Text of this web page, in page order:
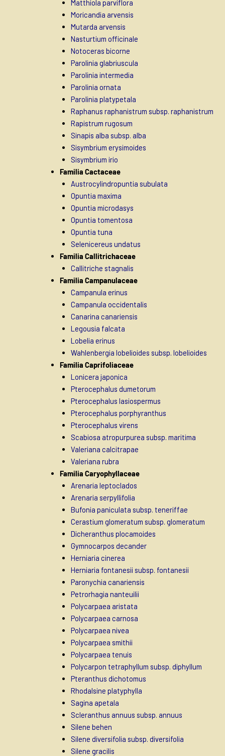
Matthiola parviflora
Moricandia arvensis
Mutarda arvensis
Nasturtium officinale
Notoceras bicorne
Parolinia glabriuscula
Parolinia intermedia
Parolinia ornata
Parolinia platypetala
Raphanus raphanistrum subsp. raphanistrum
Rapistrum rugosum
Sinapis alba subsp. alba
Sisymbrium erysimoides
Sisymbrium irio
Familia Cactaceae
Austrocylindropuntia subulata
Opuntia maxima
Opuntia microdasys
Opuntia tomentosa
Opuntia tuna
Selenicereus undatus
Familia Callitrichaceae
Callitriche stagnalis
Familia Campanulaceae
Campanula erinus
Campanula occidentalis
Canarina canariensis
Legousia falcata
Lobelia erinus
Wahlenbergia lobelioides subsp. lobelioides
Familia Caprifoliaceae
Lonicera japonica
Pterocephalus dumetorum
Pterocephalus lasiospermus
Pterocephalus porphyranthus
Pterocephalus virens
Scabiosa atropurpurea subsp. maritima
Valeriana calcitrapae
Valeriana rubra
Familia Caryophyllaceae
Arenaria leptoclados
Arenaria serpyllifolia
Bufonia paniculata subsp. teneriffae
Cerastium glomeratum subsp. glomeratum
Dicheranthus plocamoides
Gymnocarpos decander
Herniaria cinerea
Herniaria fontanesii subsp. fontanesii
Paronychia canariensis
Petrorhagia nanteuilii
Polycarpaea aristata
Polycarpaea carnosa
Polycarpaea nivea
Polycarpaea smithii
Polycarpaea tenuis
Polycarpon tetraphyllum subsp. diphyllum
Pteranthus dichotomus
Rhodalsine platyphylla
Sagina apetala
Scleranthus annuus subsp. annuus
Silene behen
Silene diversifolia subsp. diversifolia
Silene gracilis